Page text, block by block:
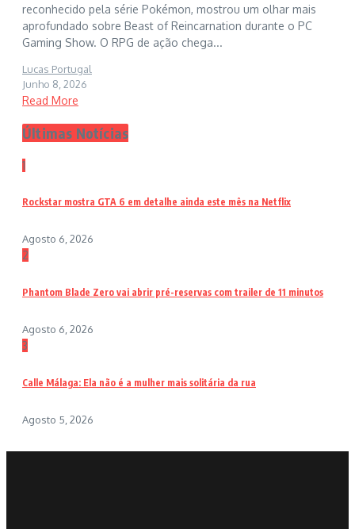
reconhecido pela série Pokémon, mostrou um olhar mais
aprofundado sobre Beast of Reincarnation durante o PC
Gaming Show. O RPG de ação chega...
Lucas Portugal
Junho 8, 2026
Read More
Últimas Notícias
1
Rockstar mostra GTA 6 em detalhe ainda este mês na Netflix
Agosto 6, 2026
2
Phantom Blade Zero vai abrir pré-reservas com trailer de 11 minutos
Agosto 6, 2026
3
Calle Málaga: Ela não é a mulher mais solitária da rua
Agosto 5, 2026